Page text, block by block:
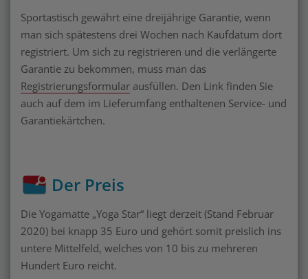
Sportastisch gewährt eine dreijährige Garantie, wenn
man sich spätestens drei Wochen nach Kaufdatum dort
registriert. Um sich zu registrieren und die verlängerte
Garantie zu bekommen, muss man das
Registrierungsformular ausfüllen. Den Link finden Sie
auch auf dem im Lieferumfang enthaltenen Service- und
Garantiekärtchen.
Der Preis
Die Yogamatte „Yoga Star“ liegt derzeit (Stand Februar
2020) bei knapp 35 Euro und gehört somit preislich ins
untere Mittelfeld, welches von 10 bis zu mehreren
Hundert Euro reicht.